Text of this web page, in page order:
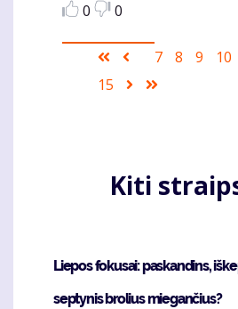
0
0
Pagination
First
page
Ankstesnis
puslapis
Puslapis
7 Puslapis
8 9 10
Puslapis
15
Sekantis
Kiti
Liepos fokusai: paskandins,
septynis brolius miegančius?